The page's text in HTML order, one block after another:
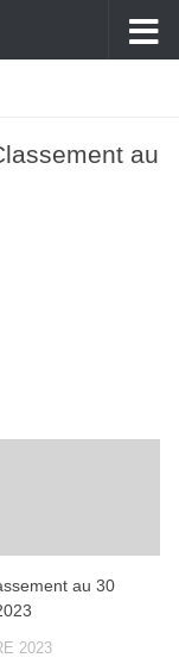
au
au 30
2023